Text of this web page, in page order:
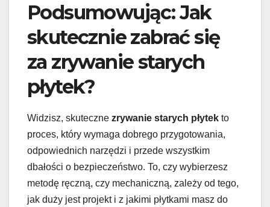
Podsumowując: Jak
skutecznie zabrać się
za zrywanie starych
płytek?
Widzisz, skuteczne zrywanie starych płytek to
proces, który wymaga dobrego przygotowania,
odpowiednich narzędzi i przede wszystkim
dbałości o bezpieczeństwo. To, czy wybierzesz
metodę ręczną, czy mechaniczną, zależy od tego,
jak duży jest projekt i z jakimi płytkami masz do